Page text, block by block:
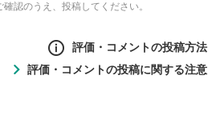
認のうえ、投稿してください。
評価・コメントの投稿方法
評価・コメントの投稿に関する注意